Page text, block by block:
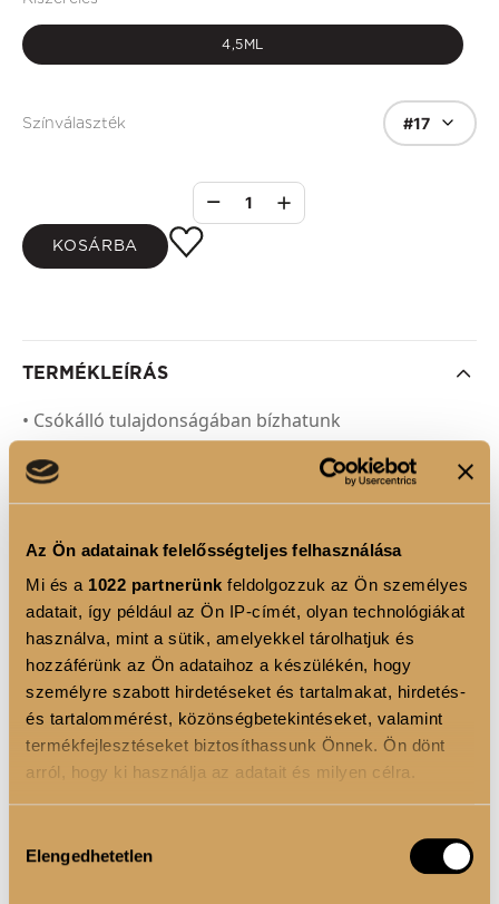
Az Ön adatainak felelősségteljes felhasználása
Mi és a 1022 partnerünk feldolgozzuk az Ön személyes
adatait, így például az Ön IP-címét, olyan technológiákat
használva, mint a sütik, amelyekkel tárolhatjuk és
hozzáférünk az Ön adataihoz a készülékén, hogy
személyre szabott hirdetéseket és tartalmakat, hirdetés-
és tartalommérést, közönségbetekintéseket, valamint
termékfejlesztéseket biztosíthassunk Önnek. Ön dönt
arról, hogy ki használja az adatait és milyen célra.
Információgyűjtés az Ön földrajzi elhelyezkedéséről
kiválasztása
Elengedhetetlen
4,5ML
Színválaszték #17
1
KOSÁRBA
TERMÉKLEÍRÁS
• Csókálló tulajdonságában bízhatunk
TERMÉK ELŐNYÖK
• A precíz felvitelt a különleges cseppformájú
applikátor segíti, amellyel egyszerre kontúrozhatsz
és végezheted el a színfelvitelt.
• Hidratálóbb formula a hidrolizált nátrium-
hialuronátnak köszönhetően. Kisebb
molekulatömegű, így jobban behatol a bőrbe,
erőteljes nedvesítőszerként működik, vonzza és
megtartja a nedvességet a bőrben.
Készíts ombre ajkakat pillanatok alatt.
Kontúrozd ajkaid a
Lip Shape szájkontúreceruzával,